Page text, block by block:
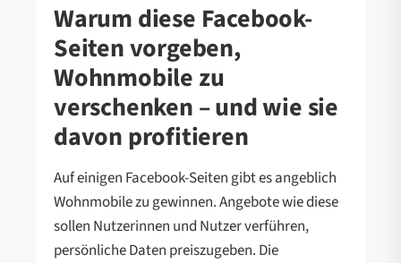
Warum diese Facebook-
Seiten vorgeben,
Wohnmobile zu
verschenken – und wie sie
davon profitieren
Auf einigen Facebook-Seiten gibt es angeblich
Wohnmobile zu gewinnen. Angebote wie diese
sollen Nutzerinnen und Nutzer verführen,
persönliche Daten preiszugeben. Die